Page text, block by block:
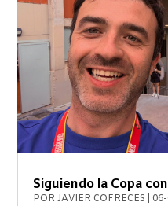
Siguiendo la Copa
PORJAVIER COFRECES